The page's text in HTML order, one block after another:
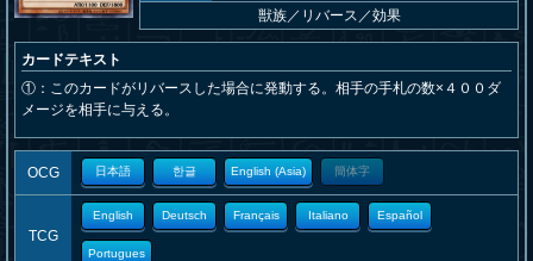
獣族／ リバース／効果
カードテキスト
①：このカードがリバースした場合に発動する。相手の手札の数×４００ダ
メージを相手に与える。
OCG 日本語 한글 English (Asia) 簡体字
TCG
English Deutsch Français Italiano Español
Portugues